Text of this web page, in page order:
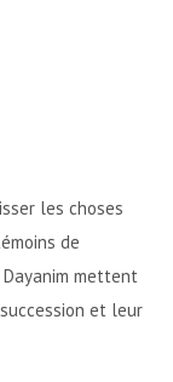
de
mettent
et leur